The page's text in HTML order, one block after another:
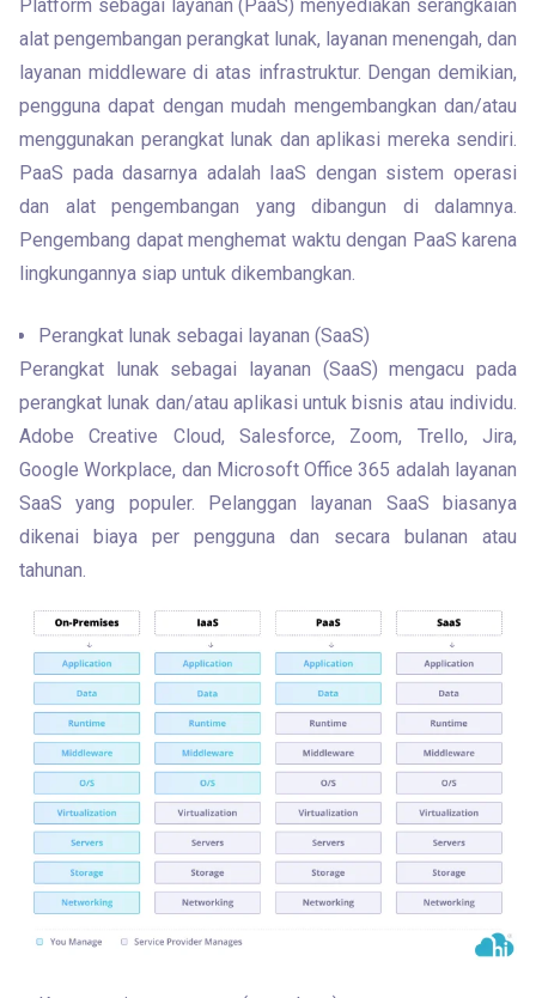
Platform sebagai layanan (PaaS) menyediakan serangkaian
alat pengembangan perangkat lunak, layanan menengah, dan
layanan middleware di atas infrastruktur. Dengan demikian,
pengguna dapat dengan mudah mengembangkan dan/atau
menggunakan perangkat lunak dan aplikasi mereka sendiri.
PaaS pada dasarnya adalah IaaS dengan sistem operasi
dan alat pengembangan yang dibangun di dalamnya.
Pengembang dapat menghemat waktu dengan PaaS karena
lingkungannya siap untuk dikembangkan.
Perangkat lunak sebagai layanan (SaaS)
Perangkat lunak sebagai layanan (SaaS) mengacu pada
perangkat lunak dan/atau aplikasi untuk bisnis atau individu.
Adobe Creative Cloud, Salesforce, Zoom, Trello, Jira,
Google Workplace, dan Microsoft Office 365 adalah layanan
SaaS yang populer. Pelanggan layanan SaaS biasanya
dikenai biaya per pengguna dan secara bulanan atau